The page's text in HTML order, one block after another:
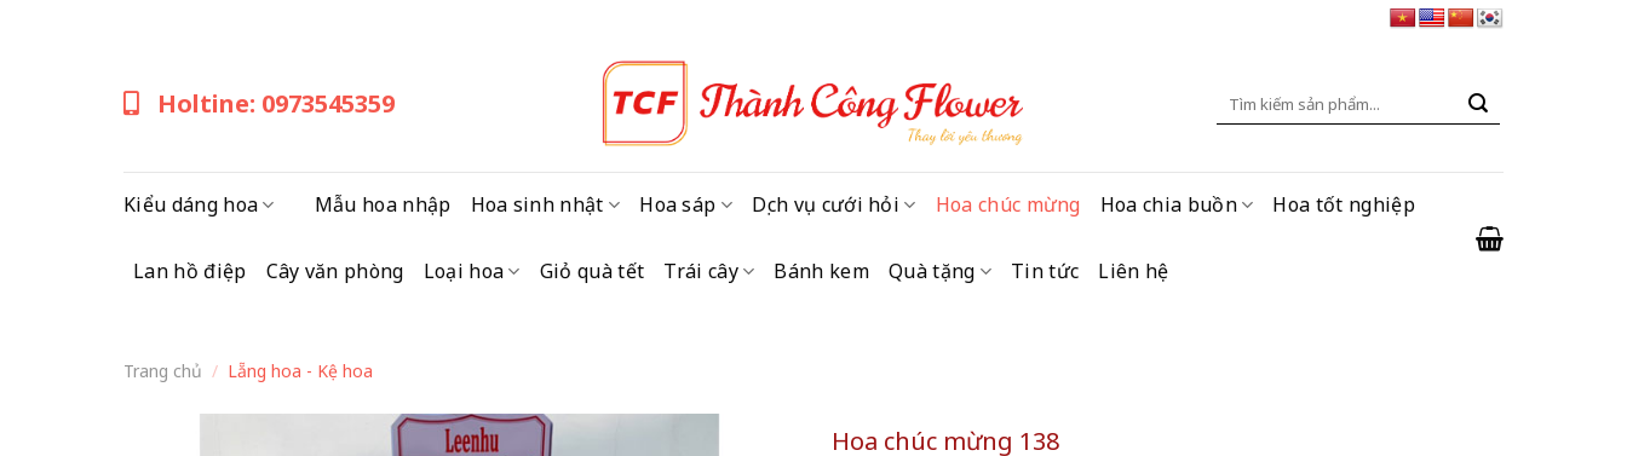
Holtine: 0973545359
Tìm
Kiểu dáng hoa Mẫu hoa nhập Hoa sinh nhật Hoa sáp Dịch vụ cưới hỏi Hoa chúc mừng Hoa chia buồn Hoa tốt nghiệp
Lan hồ điệp Cây văn phòng Loại hoa Giỏ quà tết Trái cây Bánh kem Quà tặng Tin tức Liên hệ
Trang chủ / Lẵng hoa - Kệ hoa
Hoa chúc mừng 138